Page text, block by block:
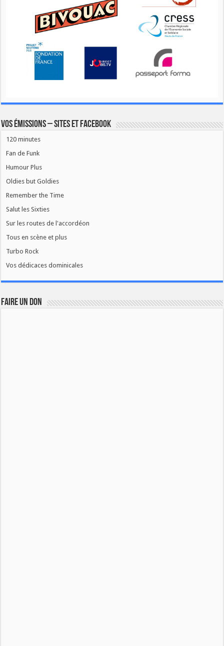
Vos émissions – Sites et Facebook
120 minutes
Fan de Funk
Humour Plus
Oldies but Goldies
Remember the Time
Salut les Sixties
Sur les routes de l'accordéon
Tous en scène et plus
Turbo Rock
Vos dédicaces dominicales
FAIRE UN DON